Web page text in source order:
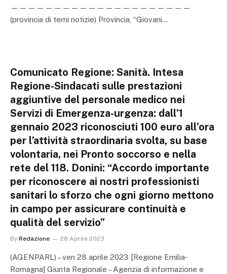
—————————————————————
(provincia di terni notizie) Provincia, “Giovani…
Comunicato Regione: Sanità. Intesa
Regione-Sindacati sulle prestazioni
aggiuntive del personale medico nei
Servizi di Emergenza-urgenza: dall’1
gennaio 2023 riconosciuti 100 euro all’ora
per l’attività straordinaria svolta, su base
volontaria, nei Pronto soccorso e nella
rete del 118. Donini: “Accordo importante
per riconoscere ai nostri professionisti
sanitari lo sforzo che ogni giorno mettono
in campo per assicurare continuità e
qualità del servizio”
By Redazione 28 Aprile 2023
(AGENPARL) – ven 28 aprile 2023 [Regione Emilia-
Romagna] Giunta Regionale – Agenzia di informazione e